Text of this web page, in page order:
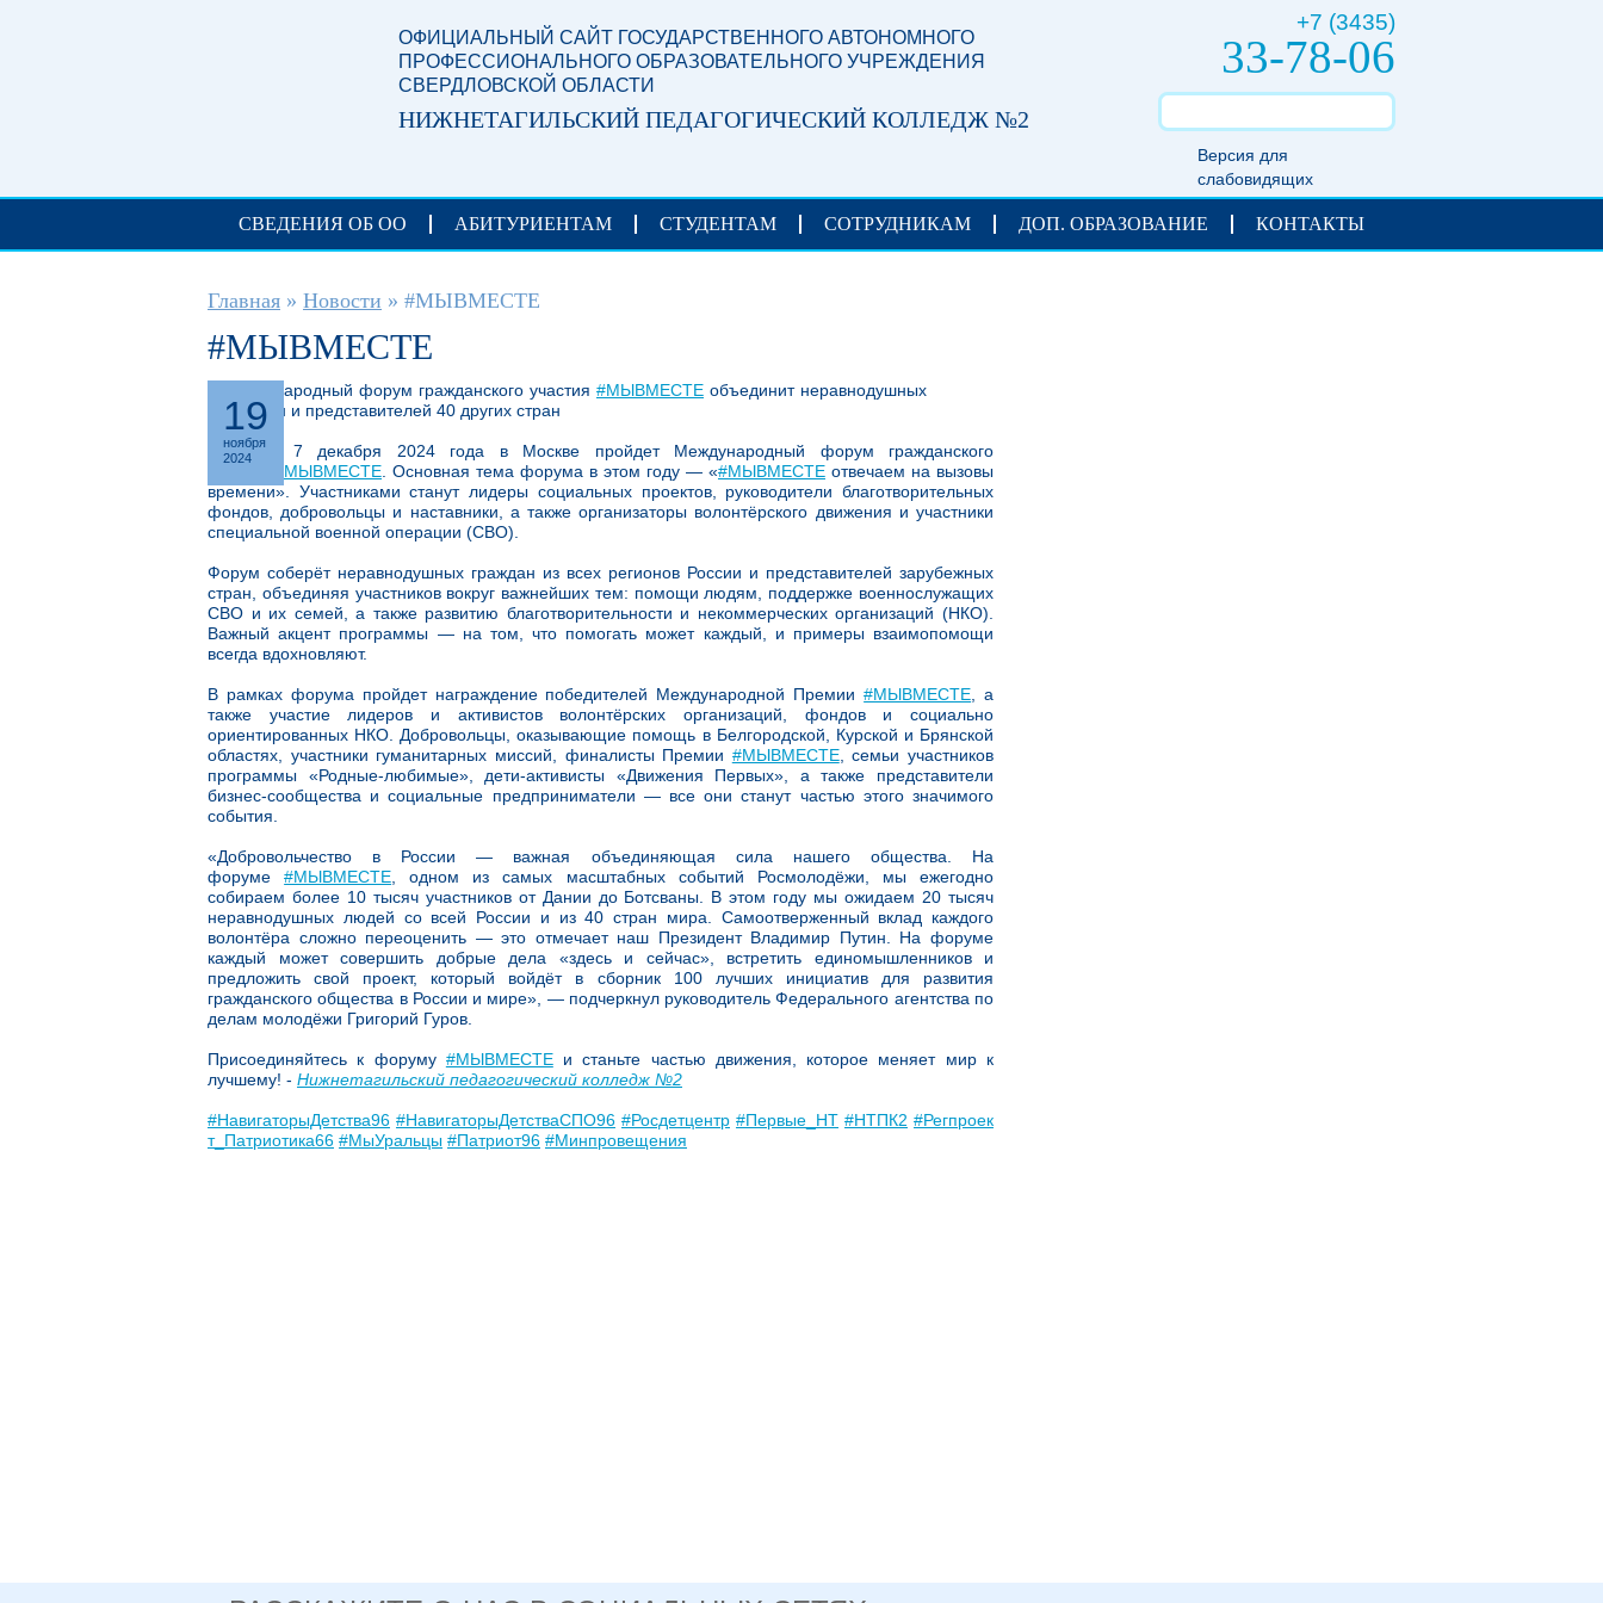
+7 (3435)
33-78-06
Версия для
слабовидящих
ОФИЦИАЛЬНЫЙ САЙТ ГОСУДАРСТВЕННОГО АВТОНОМНОГО
ПРОФЕССИОНАЛЬНОГО ОБРАЗОВАТЕЛЬНОГО УЧРЕЖДЕНИЯ
СВЕРДЛОВСКОЙ ОБЛАСТИ
НИЖНЕТАГИЛЬСКИЙ ПЕДАГОГИЧЕСКИЙ КОЛЛЕДЖ №2
СВЕДЕНИЯ ОБ ОО АБИТУРИЕНТАМ СТУДЕНТАМ СОТРУДНИКАМ ДОП. ОБРАЗОВАНИЕ КОНТАКТЫ
Вы здесь
Главная » Новости » #МЫВМЕСТЕ
#МЫВМЕСТЕ
19
ноября
2024
Международный форум гражданского участия #МЫВМЕСТЕ объединит неравнодушных
россиян и представителей 40 других стран
С 5 по 7 декабря 2024 года в Москве пройдет Международный форум гражданского
#МЫВМЕСТЕ . Основная тема форума в этом году — «#МЫВМЕСТЕ отвечаем на вызовы
времени». Участниками станут лидеры социальных проектов, руководители благотворительных
фондов, добровольцы и наставники, а также организаторы волонтёрского движения и участники
специальной военной операции (СВО).
Форум соберёт неравнодушных граждан из всех регионов России и представителей зарубежных
стран, объединяя участников вокруг важнейших тем: помощи людям, поддержке военнослужащих
СВО и их семей, а также развитию благотворительности и некоммерческих организаций (НКО).
Важный акцент программы — на том, что помогать может каждый, и примеры взаимопомощи
всегда вдохновляют.
В рамках форума пройдет награждение победителей Международной Премии#МЫВМЕСТЕ , а
также участие лидеров и активистов волонтёрских организаций, фондов и социально
ориентированных НКО. Добровольцы, оказывающие помощь в Белгородской, Курской и Брянской
областях, участники гуманитарных миссий, финалисты Премии #МЫВМЕСТЕ, семьи участников
программы «Родные-любимые», дети-активисты «Движения Первых», а также представители
бизнес-сообщества и социальные предприниматели — все они станут частью этого значимого
события.
«Добровольчество в России — важная объединяющая сила нашего общества. На
форуме#МЫВМЕСТЕ , одном из самых масштабных событий Росмолодёжи, мы ежегодно
собираем более 10 тысяч участников от Дании до Ботсваны. В этом году мы ожидаем 20 тысяч
неравнодушных людей со всей России и из 40 стран мира. Самоотверженный вклад каждого
волонтёра сложно переоценить — это отмечает наш Президент Владимир Путин. На форуме
каждый может совершить добрые дела «здесь и сейчас», встретить единомышленников и
предложить свой проект, который войдёт в сборник 100 лучших инициатив для развития
гражданского общества в России и мире», — подчеркнул руководитель Федерального агентства по
делам молодёжи Григорий Гуров.
Присоединяйтесь к форуму #МЫВМЕСТЕи станьте частью движения, которое меняет мир к
лучшему! - Нижнетагильский педагогический колледж №2
#НавигаторыДетства96 #НавигаторыДетстваСПО96 #Росдетцентр #Первые_НТ #НТПК2 #Регпроек
т_Патриотика66 #МыУральцы #Патриот96 #Минпровещения